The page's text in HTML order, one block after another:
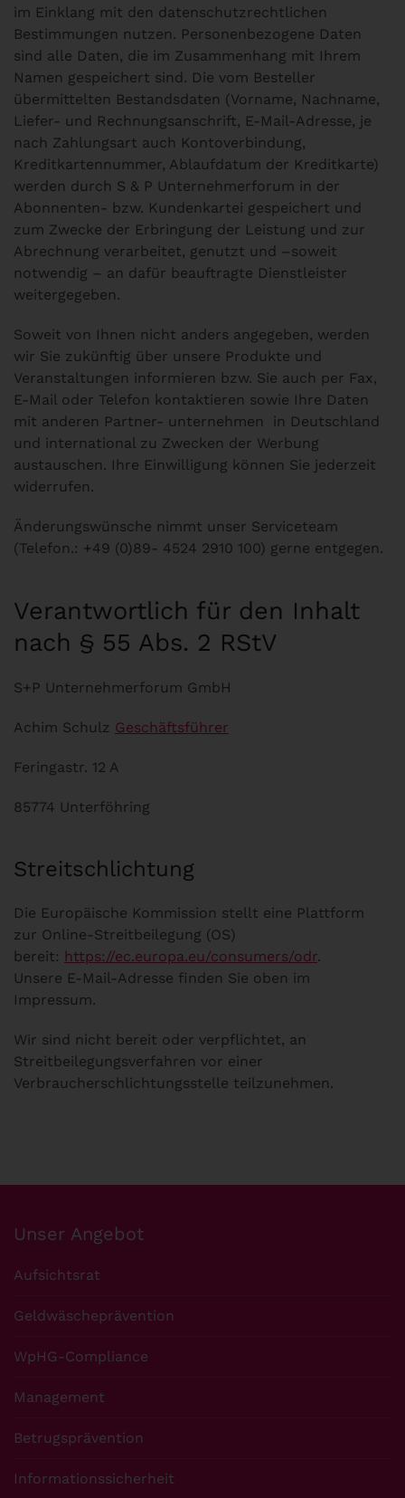
im Einklang mit den datenschutzrechtlichen
Bestimmungen nutzen. Personenbezogene Daten
sind alle Daten, die im Zusammenhang mit Ihrem
Namen gespeichert sind. Die vom Besteller
übermittelten Bestandsdaten (Vorname, Nachname,
Liefer- und Rechnungsanschrift, E-Mail-Adresse, je
nach Zahlungsart auch Konto­verbindung,
Kreditkartennummer, Ablaufdatum der Kreditkarte)
werden durch S & P Unternehmerforum in der
Abonnenten- bzw. Kundenkartei gespeichert und
zum Zwecke der Erbringung der Leistung und zur
Abrechnung verarbeitet, genutzt und –soweit
notwendig – an dafür beauftragte Dienstleister
weitergegeben.
Soweit von Ihnen nicht anders angegeben, werden
wir Sie zukünftig über unsere Produkte und
Veranstaltungen informieren bzw. Sie auch per Fax,
E-Mail oder Telefon kontaktieren sowie Ihre Daten
mit anderen Partner- unternehmen in Deutschland
und international zu Zwecken der Werbung
austauschen. Ihre Einwilligung können Sie jederzeit
widerrufen.
Änderungswünsche nimmt unser Serviceteam
(Telefon.: +49 (0)89- 4524 2910 100) gerne entgegen.
Verantwortlich für den Inhalt
nach § 55 Abs. 2 RStV
S+P Unternehmerforum GmbH
Achim Schulz Geschäftsführer
Feringastr. 12 A
85774 Unterföhring
Streitschlichtung
Die Europäische Kommission stellt eine Plattform
zur Online-Streitbeilegung (OS)
bereit: https://ec.europa.eu/consumers/odr.
Unsere E-Mail-Adresse finden Sie oben im
Impressum.
Wir sind nicht bereit oder verpflichtet, an
Streitbeilegungsverfahren vor einer
Verbraucherschlichtungsstelle teilzunehmen.
Unser Angebot
Aufsichtsrat
Geldwäscheprävention
WpHG-Compliance
Management
Betrugsprävention
Informationssicherheit